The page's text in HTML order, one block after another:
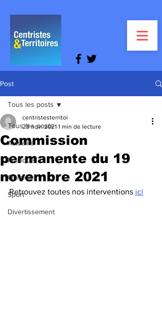
Post
Tous les posts
Actualité
Politique
Opinion
Sport
Divertissement
Tous les posts
Commission
permanente du 19
novembre 2021
centristesterritoi
23 nov. 2021 1 min de lecture
Retrouvez toutes nos interventions ici